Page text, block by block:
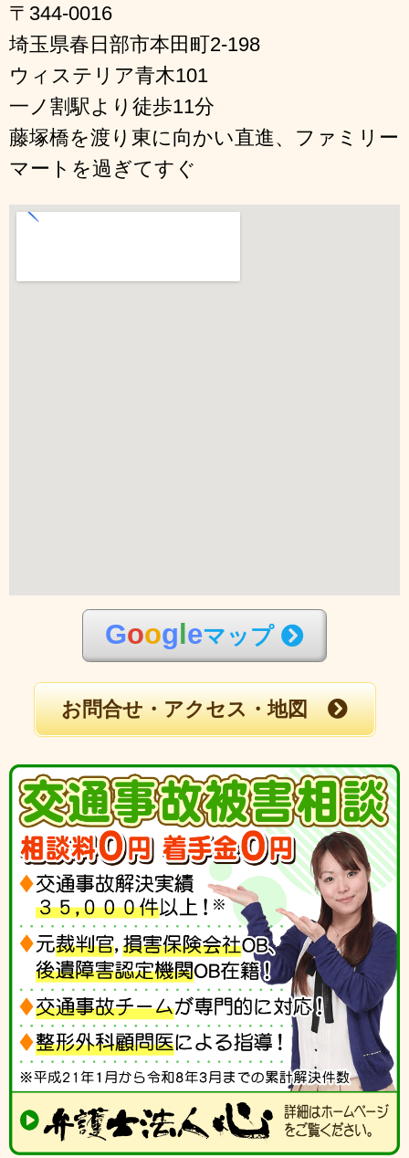
〒344-0016
埼玉県春日部市本田町2-198
ウィステリア青木101
一ノ割駅より徒歩11分
藤塚橋を渡り東に向かい直進、ファミリー
マートを過ぎてすぐ
Goog eマップ
お問合せ・アクセス・地図